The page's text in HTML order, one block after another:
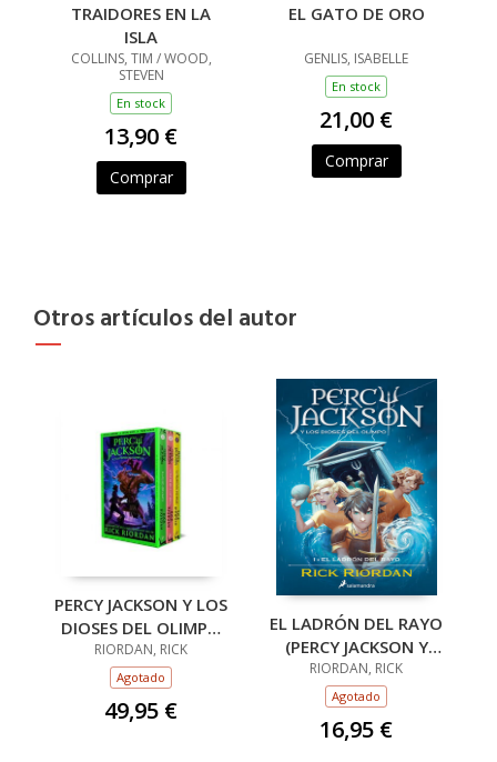
TRAIDORES EN LA
ISLA
COLLINS, TIM / WOOD,
STEVEN
En stock
13,90 €
Comprar
EL GATO DE ORO
GENLIS, ISABELLE
En stock
21,00 €
Comprar
Otros artículos del autor
PERCY JACKSON Y LOS
DIOSES DEL OLIMPO
(ESTUCHE CON: EL
LADRÓN DEL RAYOEL
MAR DE
RIORDAN, RICK
Agotado
49,95 €
EL LADRÓN DEL RAYO
(PERCY JACKSON Y
LOS DIOSES DEL
OLIMPO 1)
RIORDAN, RICK
Agotado
16,95 €